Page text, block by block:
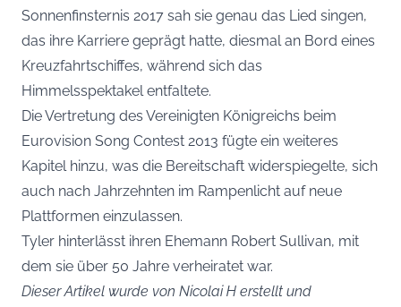
Sonnenfinsternis 2017 sah sie genau das Lied singen,
das ihre Karriere geprägt hatte, diesmal an Bord eines
Kreuzfahrtschiffes, während sich das
Himmelsspektakel entfaltete.
Die Vertretung des Vereinigten Königreichs beim
Eurovision Song Contest 2013 fügte ein weiteres
Kapitel hinzu, was die Bereitschaft widerspiegelte, sich
auch nach Jahrzehnten im Rampenlicht auf neue
Plattformen einzulassen.
Tyler hinterlässt ihren Ehemann Robert Sullivan, mit
dem sie über 50 Jahre verheiratet war.
Dieser Artikel wurde von Nicolai H erstellt und